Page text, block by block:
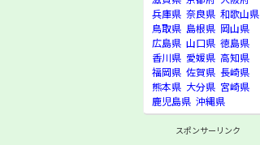
兵庫県 奈良県 和歌山県
鳥取県 島根県 岡山県
広島県 山口県 徳島県
香川県 愛媛県 高知県
福岡県 佐賀県 長崎県
熊本県 大分県 宮崎県
鹿児島県 沖縄県
スポンサーリンク